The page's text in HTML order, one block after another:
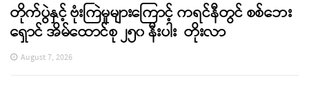
တိုက်ပွဲနှင့် ဗုံးကြဲမှုများကြောင့် ကရင်နီတွင် စစ်ဘေး
ရှောင် အိမ်ထောင်စု ၂၅၀ နီးပါး တိုးလာ
August 7, 2026